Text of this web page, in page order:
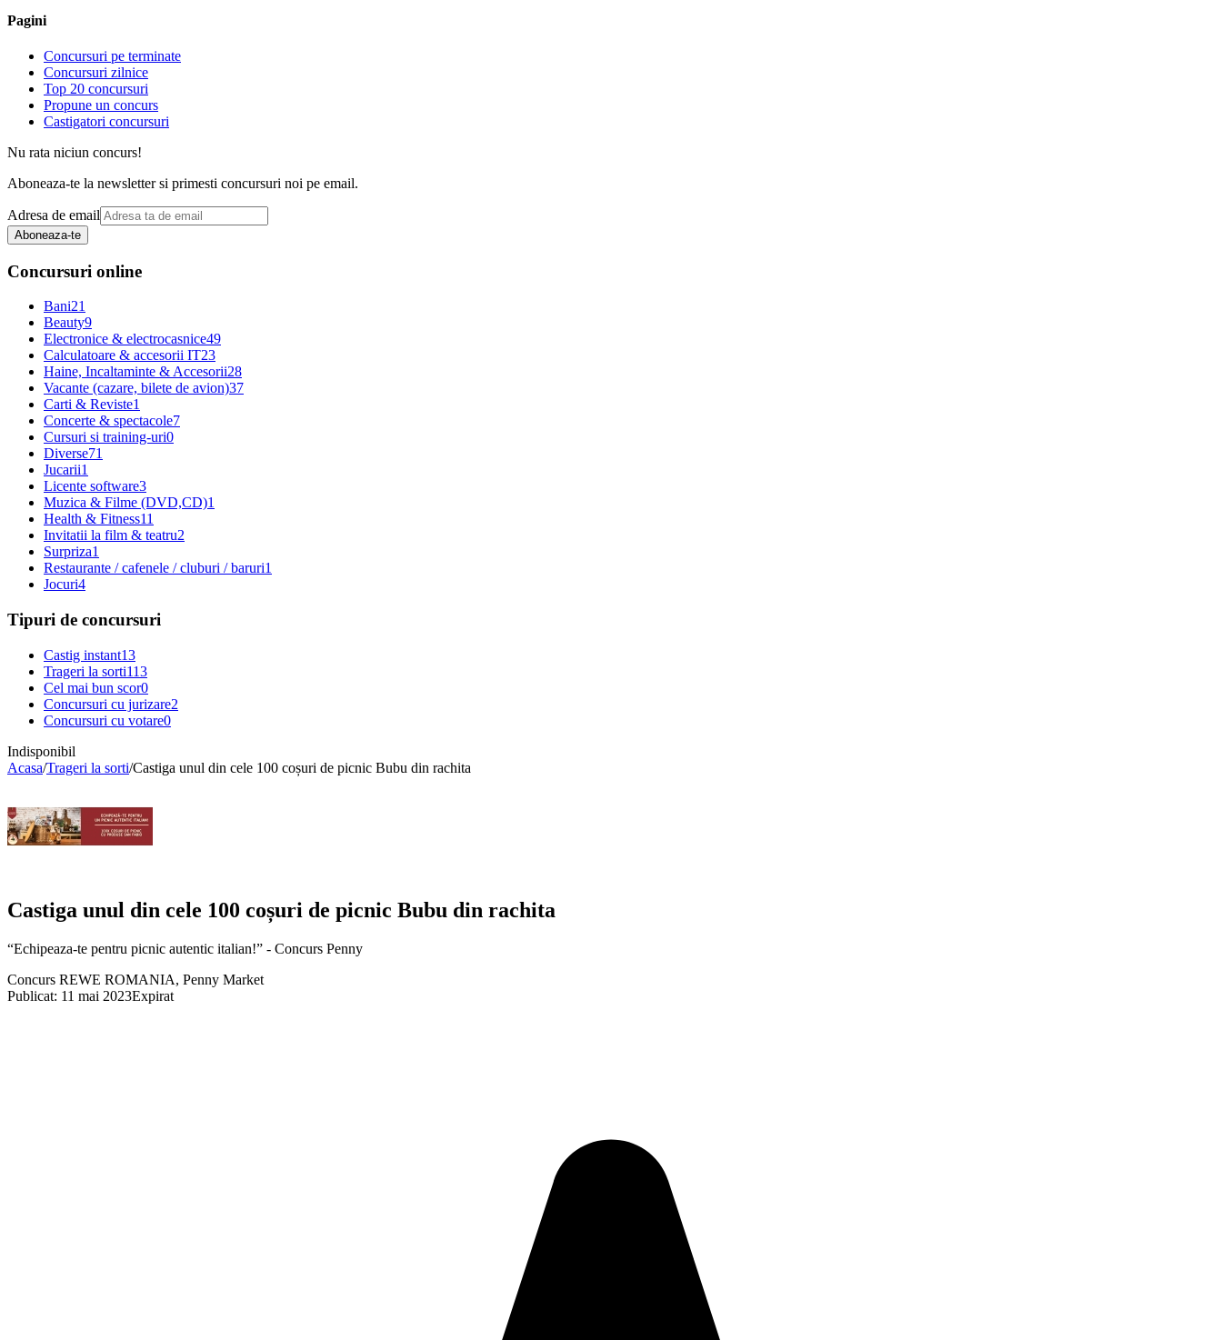
Pagini
Concursuri pe terminate
Concursuri zilnice
Top 20 concursuri
Propune un concurs
Castigatori concursuri
Nu rata niciun concurs!
Aboneaza-te la newsletter si primesti concursuri noi pe email.
Adresa de email
Aboneaza-te
Concursuri online
Bani21
Beauty9
Electronice & electrocasnice49
Calculatoare & accesorii IT23
Haine, Incaltaminte & Accesorii28
Vacante (cazare, bilete de avion)37
Carti & Reviste1
Concerte & spectacole7
Cursuri si training-uri0
Diverse71
Jucarii1
Licente software3
Muzica & Filme (DVD,CD)1
Health & Fitness11
Invitatii la film & teatru2
Surpriza1
Restaurante / cafenele / cluburi / baruri1
Jocuri4
Tipuri de concursuri
Castig instant13
Trageri la sorti113
Cel mai bun scor0
Concursuri cu jurizare2
Concursuri cu votare0
Indisponibil
Acasa/Trageri la sorti/Castiga unul din cele 100 coșuri de picnic Bubu din rachita
Castiga unul din cele 100 coșuri de picnic Bubu din rachita
“Echipeaza-te pentru picnic autentic italian!” - Concurs Penny
Concurs REWE ROMANIA, Penny Market
Publicat: 11 mai 2023Expirat